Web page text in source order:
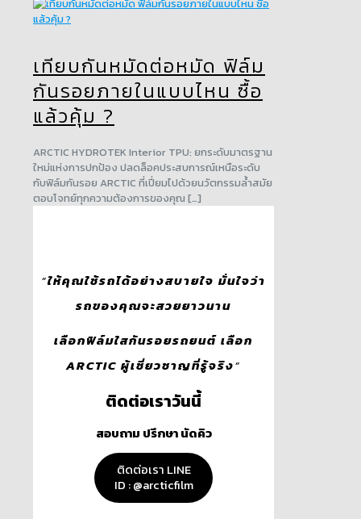
เทียบกันหมัดต่อหมัด ฟิล์ม
กันรอยภายในแบบไหน ซื้อ
แล้วคุ้ม ?
ARCTIC HYDROTEK Interior TPU: ยกระดับมาตรฐาน
ใหม่แห่งการปกป้อง ปลดล็อคประสบการณ์เหนือระดับ
กับฟิล์มกันรอย ARCTIC ที่เปี่ยมไปด้วยนวัตกรรมล้ำสมัย
ตอบโจทย์ทุกความต้องการของคุณ […]
“ให้คุณใช้รถได้อย่างสบายใจ มั่นใจว่า
รถของคุณจะสวยยาวนาน
เลือกฟิล์มใสกันรอยรถยนต์ เลือก
ARCTIC ผู้เชี่ยวชาญที่รู้จริง“
ติดต่อเราวันนี้
สอบถาม ปรึกษา นัดคิว
ติดต่อเรา LINE
ID : @arcticfilm